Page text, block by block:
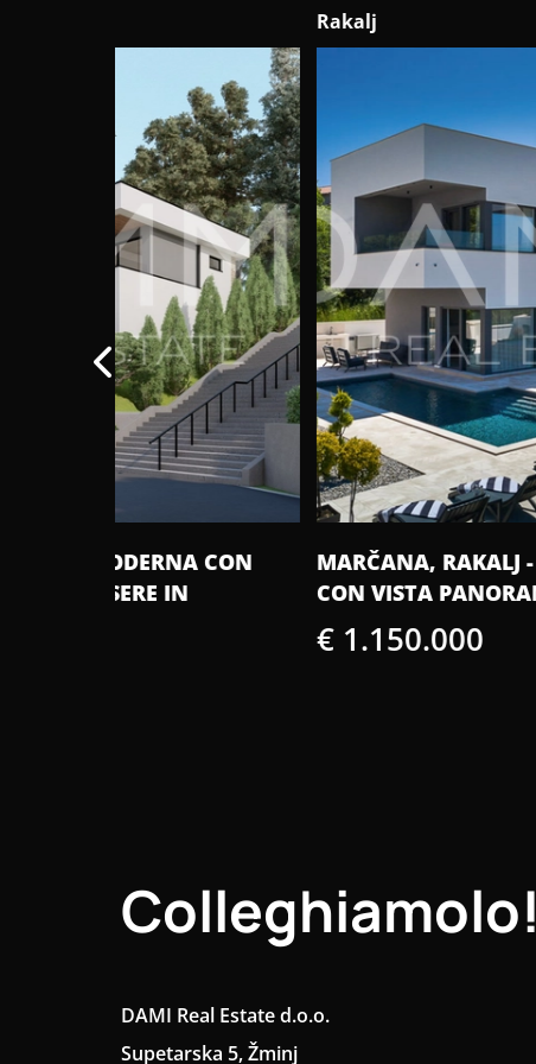
MARČANA, RAKALJ - VILLA ESCLUSIVA
CON VISTA PANORAMICA SUL MARE
Colleghiamolo!
DAMI Real Estate d.o.o.
Supetarska 5, Žminj